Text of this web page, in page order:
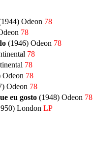
Odeon 78
78
(1946) Odeon 78
78
78
Odeon 78
Odeon 78
eu gosto (1948) Odeon 78
London LP